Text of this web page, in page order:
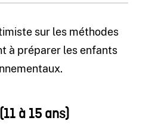
sur les méthodes
à préparer les enfants
à 15 ans)